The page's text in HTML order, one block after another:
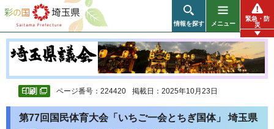
彩の国 埼玉県
情報を探す メニュー
緊急・防
災
ページ番号：224420 掲載日：2025年10月23日
第77回国民体育大会「いちご一会とちぎ国体」 埼玉県